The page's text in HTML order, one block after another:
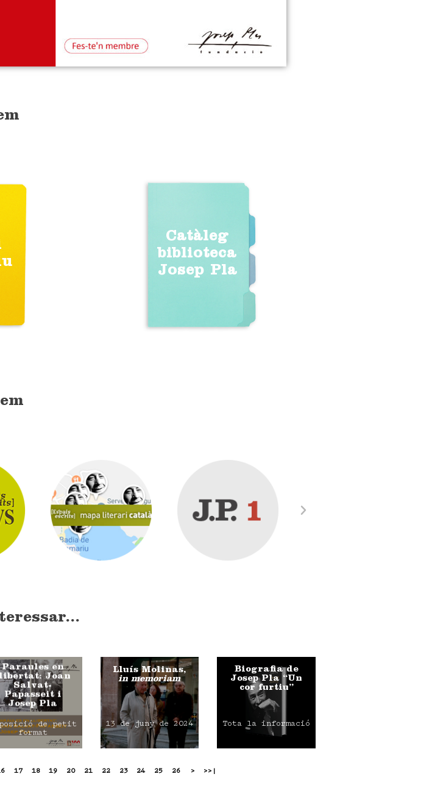
Catàleg
biblioteca
Josep Pla
Paraules en
Joan
Salvat-
Papasseit i
Josep Pla
de petit
format
Lluís Molinas,
in memoriam
13 de juny de 2024
Biografia de
Josep Pla “Un
cor furtiu”
Tota la informació
17 18 19 20 21 22 23 24 25 26 > >>|